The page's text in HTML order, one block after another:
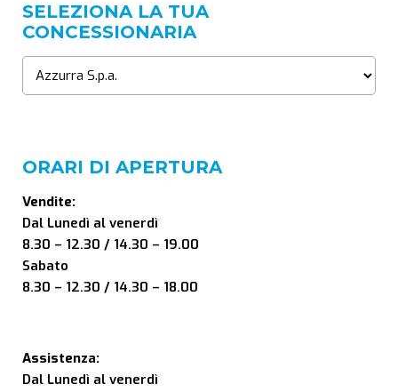
SELEZIONA LA TUA
CONCESSIONARIA
ORARI DI APERTURA
Vendite:
Dal Lunedì al venerdì
8.30 – 12.30 / 14.30 – 19.00
Sabato
8.30 – 12.30 / 14.30 – 18.00
Assistenza:
Dal Lunedì al venerdì